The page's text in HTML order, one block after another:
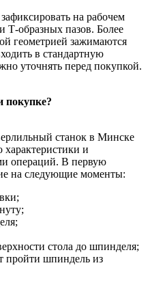
на рабочем
Т-образных пазов. Более
геометрией зажимаются
в стандартную
уточнять перед покупкой.
покупке?
станок в Минске
и
операций. В первую
на следующие моменты:
стола до шпинделя;
пройти шпиндель из